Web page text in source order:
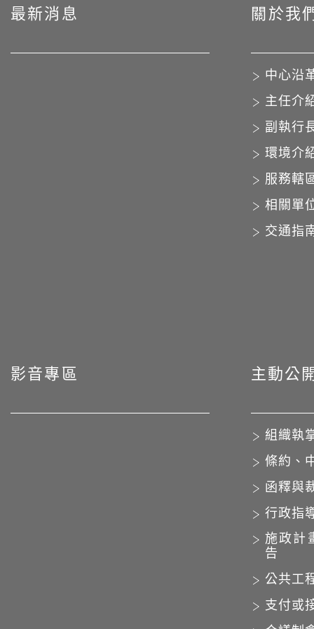
最新消息 關於我
中心沿
主任介
副執行
環境介
服務轄
相關單
交通指
影音專區 主動公
組織執
條約、
函釋與
行政指
施政計
告
公共工
支付或